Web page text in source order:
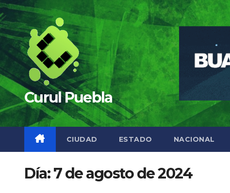
Saltar
al
contenido
Curul Puebla
CIUDAD ESTADO NACIONAL
Día:7 de agosto de 2024